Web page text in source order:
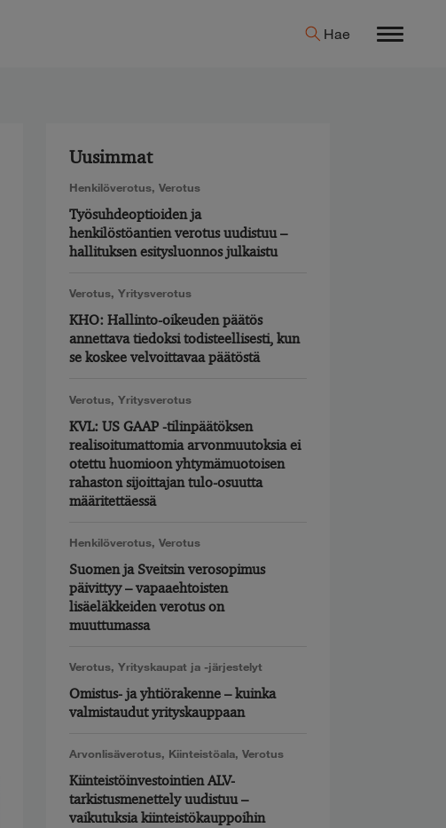
Hae Menu
Uusimmat
Henkilöverotus,Verotus
Työsuhdeoptioiden ja
henkilöstöantien verotus uudistuu –
hallituksen esitysluonnos julkaistu
Verotus,Yritysverotus
KHO: Hallinto-oikeuden päätös
annettava tiedoksi todisteellisesti, kun
se koskee velvoittavaa päätöstä
Verotus,Yritysverotus
KVL: US GAAP -tilinpäätöksen
realisoitumattomia arvonmuutoksia ei
otettu huomioon yhtymämuotoisen
rahaston sijoittajan tulo-osuutta
määritettäessä
Henkilöverotus,Verotus
Suomen ja Sveitsin verosopimus
päivittyy – vapaaehtoisten
lisäeläkkeiden verotus on
muuttumassa
Verotus,Yrityskaupat ja -järjestelyt
Omistus- ja yhtiörakenne – kuinka
valmistaudut yrityskauppaan
Arvonlisäverotus, Kiinteistöala,Verotus
Kiinteistöinvestointien ALV-
tarkistusmenettely uudistuu –
vaikutuksia kiinteistökauppoihin